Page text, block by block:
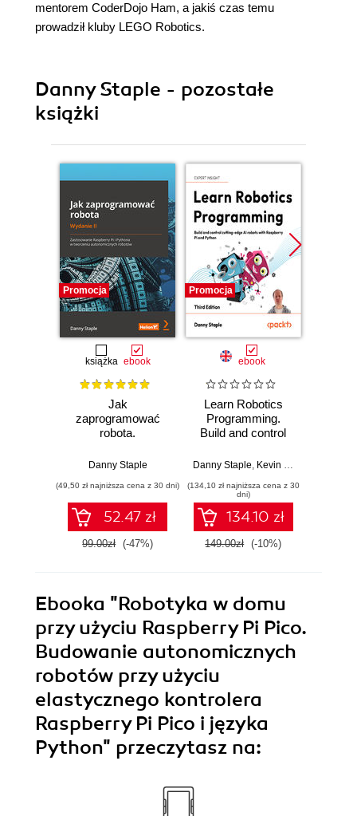
mentorem CoderDojo Ham, a jakiś czas temu
prowadził kluby LEGO Robotics.
Danny Staple - pozostałe
książki
Promocja
książka ebook
Jak
zaprogramować
robota.
Raspberry Pi i
tworzeniu
autonomicznych
robotów. Wydanie
II
Danny Staple
(49,50 zł najniższa cena z 30 dni)
52.47 zł
99.00zł (-47%)
Promocja
ebook
Learn Robotics
Programming.
Build and control
robots with
Python - Third
Edition
Danny Staple Kevin McAleer
(134,10 zł najniższa cena z 30
dni)
134.10 zł
149.00zł (-10%)
Ebooka "Robotyka w domu
przy użyciu Raspberry Pi Pico.
Budowanie autonomicznych
robotów przy użyciu
elastycznego kontrolera
Raspberry Pi Pico i języka
Python" przeczytasz na: